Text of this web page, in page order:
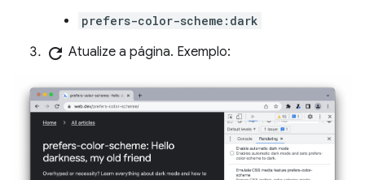
prefers-color-scheme:dark
refresh Atualize a página. Exemplo: